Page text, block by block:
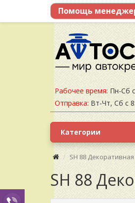
Рабочее время: Пн-Сб
Отправка: Вт-Чт, Сб с
Категории
SH 88
SH 88